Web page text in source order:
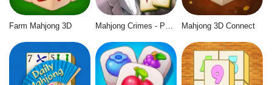
Farm Mahjong 3D Mahjong 3D Connect